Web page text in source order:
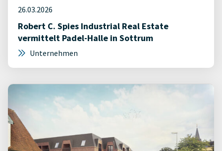
26.03.2026
Robert C. Spies Industrial Real Estate
vermittelt Padel-Halle in Sottrum
Unternehmen